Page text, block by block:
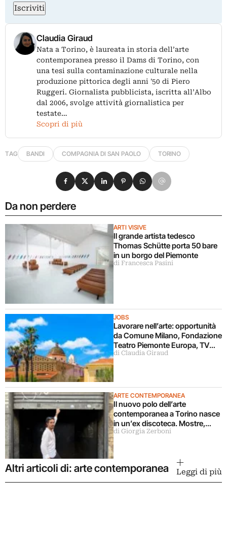
Iscriviti
Claudia Giraud
Nata a Torino, è laureata in storia dell’arte
contemporanea presso il Dams di Torino, con
una tesi sulla contaminazione culturale nella
produzione pittorica degli anni '50 di Piero
Ruggeri. Giornalista pubblicista, iscritta all’Albo
dal 2006, svolge attività giornalistica per
testate…
Scopri di più
TAG BANDI COMPAGNIA DI SAN PAOLO TORINO
Da non perdere
ARTI VISIVE
Il grande artista tedesco
Thomas Schütte porta 50 bare
in un borgo del Piemonte
di Francesca Pasini
JOBS
Lavorare nell’arte: opportunità
da Comune Milano, Fondazione
Teatro Piemonte Europa, TV
Sorrisi&Canzoni, Fondazione
di Claudia Giraud
ARTE CONTEMPORANEA
Il nuovo polo dell’arte
contemporanea a Torino nasce
in un’ex discoteca. Mostre,
cinema, teatro, concerti,
di Giorgia Zerboni
Condividi su Facebook
Condividi su X
Condividi su LinkedIn
Condividi su Pinterest
Condividi su WhatsApp
Condividi su Email
Altri articoli di: arte contemporanea Leggi di più